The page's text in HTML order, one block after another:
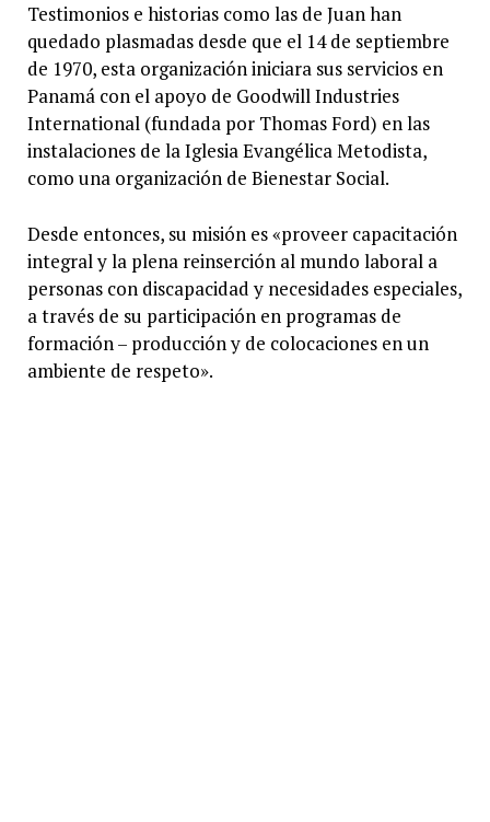
Testimonios e historias como las de Juan han
quedado plasmadas desde que el 14 de septiembre
de 1970, esta organización iniciara sus servicios en
Panamá con el apoyo de Goodwill Industries
International (fundada por Thomas Ford) en las
instalaciones de la Iglesia Evangélica Metodista,
como una organización de Bienestar Social.
Desde entonces, su misión es «proveer capacitación
integral y la plena reinserción al mundo laboral a
personas con discapacidad y necesidades especiales,
a través de su participación en programas de
formación – producción y de colocaciones en un
ambiente de respeto».